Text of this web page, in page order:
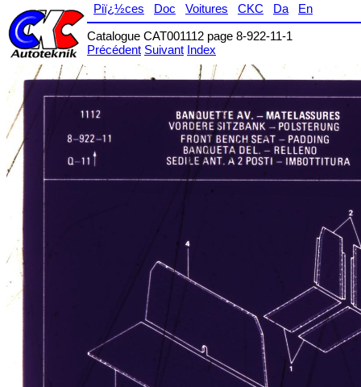
Piï¿½ces Doc Voitures CKC Da
En
Catalogue CAT001112 page 8-922-11-1
Précédent Suivant Index